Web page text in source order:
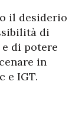
il desiderio
di
di potere
in
e IGT.